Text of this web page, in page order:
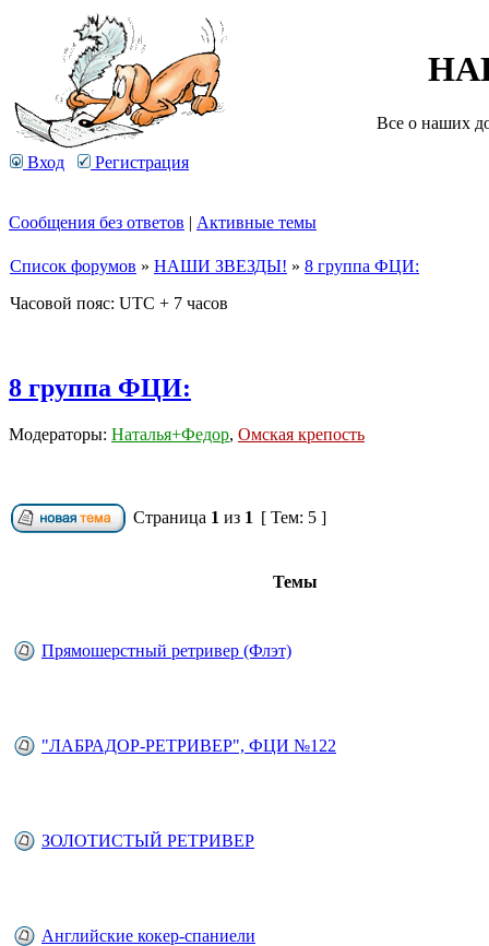
Все о наших
Вход Регистрация
Сообщения без ответов | Активные темы
Список форумов » НАШИ ЗВЕЗДЫ! » 8 группа ФЦИ:
Часовой пояс: UTC + 7 часов
8 группа ФЦИ:
Модераторы: Наталья+Федор, Омская крепость
Страница 1 из 1 [ Тем: 5 ]
Темы
Прямошерстный ретривер (Флэт)
"ЛАБРАДОР-РЕТРИВЕР", ФЦИ №122
ЗОЛОТИСТЫЙ РЕТРИВЕР
Английские кокер-спаниели